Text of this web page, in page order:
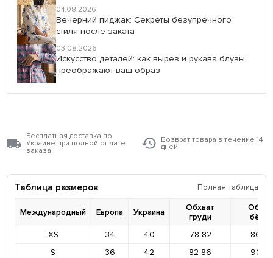
04.08.2026
Вечерний пиджак: Секреты безупречного
стиля после заката
03.08.2026
Искусство деталей: как вырез и рукава блузы
преображают ваш образ
Бесплатная доставка по
Украине при полной оплате
заказа
Возврат товара в течение 14
дней
Таблица размеров Полная таблица
Международный Европа Украина
Обхват
груди
XS
34 40 78-82
86-
S
36 42 82-86
90-